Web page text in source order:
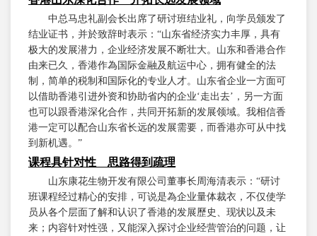
中总马忠礼副会长出席了研讨班结业礼，向学员颁发了
结业证书，并於致辞时表示：“山东省经济实力丰厚，具有
极大的发展潜力，企业经济发展不断壮大。山东和香港合作
由来已久，香港作為国际金融及航运中心，拥有健全的法
制，简单的税制和国际化的专业人才。山东省企业一方面可
以借助香港引进外资和协助省内的企业‘走出去’，另一方面
也可以跟香港深化合作，共同开拓新的发展领域。我相信香
港一定可以配合山东省长远的发展需要，而香港亦可从中找
到新机遇。”
课程具针对性 思路得到疏理
山东康花生物开发有限公司董事长周海清表示：“研讨
班课程经过精心的安排，可说是為企业量体裁衣，不仅使学
员从各个层面了解和认识了香港的发展歷史、现状以及未
来；内容针对性强，又能深入探讨企业经营管治的问题，让